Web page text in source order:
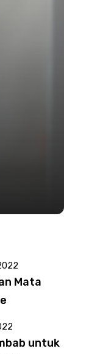
Mata
untuk